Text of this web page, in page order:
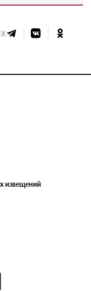
извещений